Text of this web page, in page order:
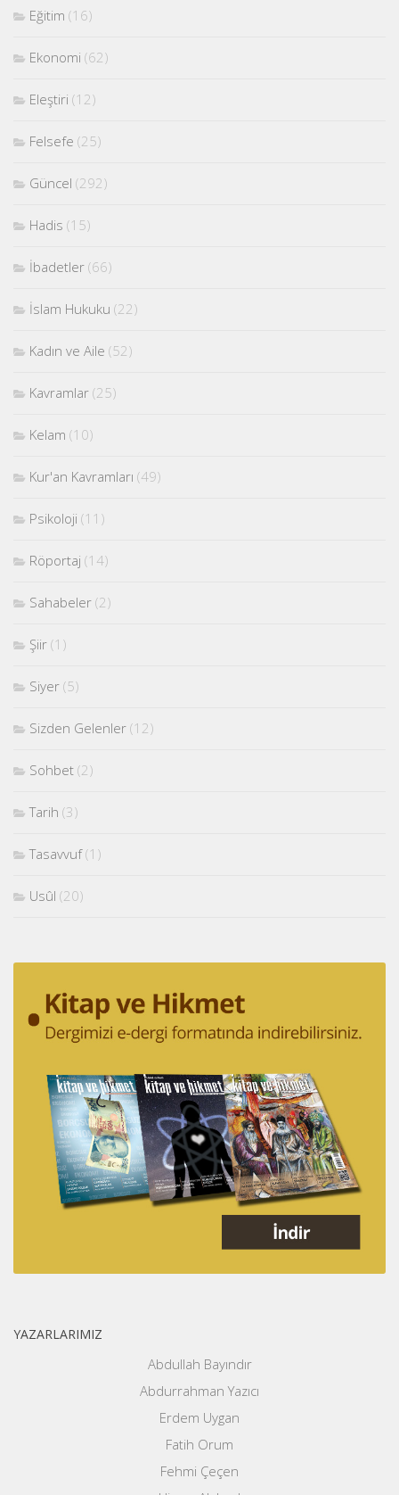
Eğitim (16)
Ekonomi (62)
Eleştiri (12)
Felsefe (25)
Güncel (292)
Hadis (15)
İbadetler (66)
İslam Hukuku (22)
Kadın ve Aile (52)
Kavramlar (25)
Kelam (10)
Kur'an Kavramları (49)
Psikoloji (11)
Röportaj (14)
Sahabeler (2)
Şiir (1)
Siyer (5)
Sizden Gelenler (12)
Sohbet (2)
Tarih (3)
Tasavvuf(1)
Usûl (20)
YAZARLARIMIZ
Abdullah Bayındır
Abdurrahman Yazıcı
Erdem Uygan
Fatih Orum
Fehmi Çeçen